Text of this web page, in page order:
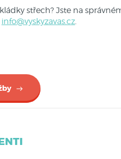
střech? Jste na
info@vyskyzavas.cz